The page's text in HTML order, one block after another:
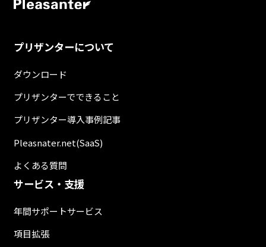
プリザンターについて
ダウンロード
プリザンターでできること
プリザンター導入事例記事
Pleasnater.net(SaaS)
よくある質問
サービス・支援
年間サポートサービス
項目拡張